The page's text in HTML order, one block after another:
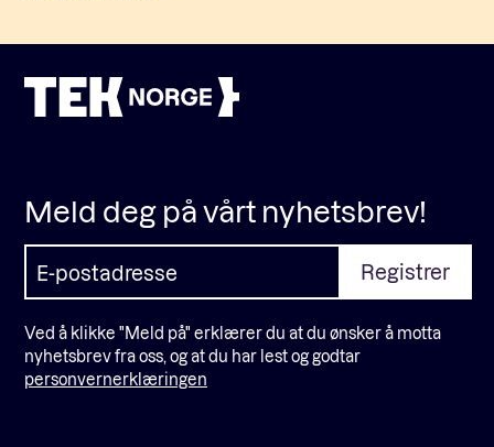
Meld deg på vårt nyhetsbrev!
Ved å klikke "Meld på" erklærer du at du ønsker å motta
nyhetsbrev fra oss, og at du har lest og godtar
personvernerklæringen